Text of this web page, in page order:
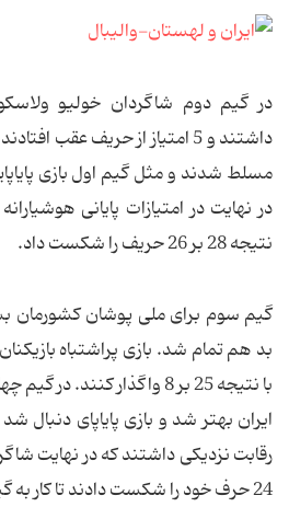
در گیم دوم شاگردان خولیو
داشتند و 5 امتیاز از حریف عقب
مسلط شدند و مثل گیم اول بازی
در نهایت در امتیازات پایانی
نتیجه 28 بر 26 حریف را شکست داد.
گیم سوم برای ملی پوشان کشورمان
بد هم تمام شد. بازی پراشتباه
با نتیجه 25 بر 8 واگذار
ایران بهتر شد و بازی پایاپای دنبال شد
24 حرف خود را شکست دادند تا کار به گیم پنجم کشیده شود.